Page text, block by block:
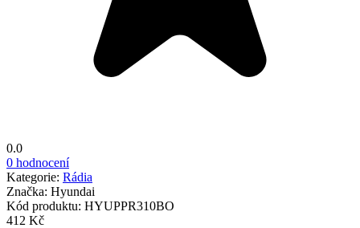
0.0
0 hodnocení
Kategorie: Rádia
Značka: Hyundai
Kód produktu: HYUPPR310BO
412 Kč